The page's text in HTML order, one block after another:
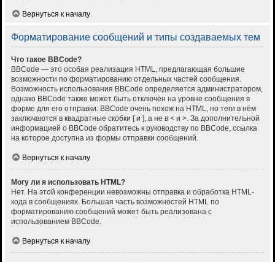
Вернуться к началу
Форматирование сообщений и типы создаваемых тем
Что такое BBCode?
BBCode — это особая реализация HTML, предлагающая большие
возможности по форматированию отдельных частей сообщения.
Возможность использования BBCode определяется администратором,
однако BBCode также может быть отключён на уровне сообщения в
форме для его отправки. BBCode очень похож на HTML, но теги в нём
заключаются в квадратные скобки [ и ], а не в < и >. За дополнительной
информацией о BBCode обратитесь к руководству по BBCode, ссылка
на которое доступна из формы отправки сообщений.
Вернуться к началу
Могу ли я использовать HTML?
Нет. На этой конференции невозможны отправка и обработка HTML-
кода в сообщениях. Большая часть возможностей HTML по
форматированию сообщений может быть реализована с
использованием BBCode.
Вернуться к началу